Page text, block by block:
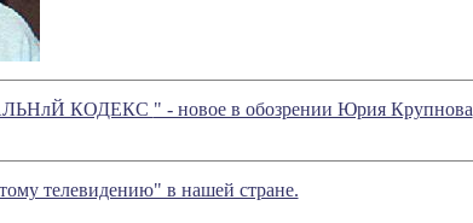
КОДЕКС " - новое в обозрении Юрия Крупнова
телевидению" в нашей стране.